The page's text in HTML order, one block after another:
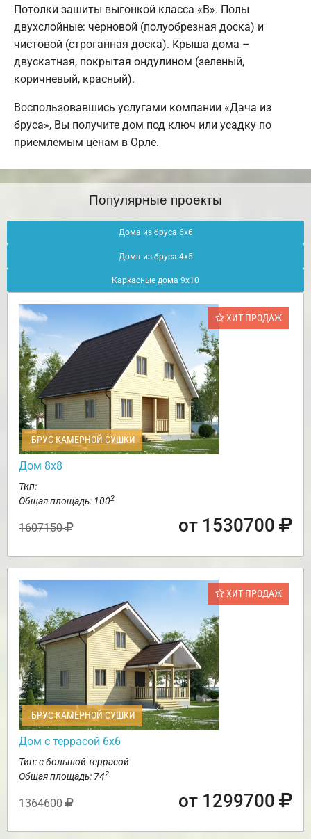
Потолки зашиты выгонкой класса «В». Полы
двухслойные: черновой (полуобрезная доска) и
чистовой (строганная доска). Крыша дома –
двускатная, покрытая ондулином (зеленый,
коричневый, красный).
Воспользовавшись услугами компании «Дача из
бруса», Вы получите дом под ключ или усадку по
приемлемым ценам в Орле.
Популярные проекты
Дома из бруса 6х6
Дома из бруса 4х5
Каркасные дома 9х10
ХИТ ПРОДАЖ
БРУС КАМЕРНОЙ СУШКИ
Дом 8х8
Тип:
Общая площадь: 1002
1607150 от 1530700
ХИТ ПРОДАЖ
БРУС КАМЕРНОЙ СУШКИ
Дом с террасой 6х6
Тип: с большой террасой
Общая площадь: 742
1364600 от 1299700